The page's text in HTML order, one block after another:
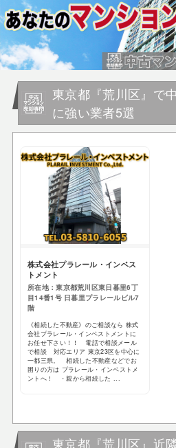
東京都『荒川区』で
に強い業者5選
株式会社プラレール・インベス
トメント
所在地：東京都荒川区東日暮里6丁
目14番1号 日暮里プラレールビル7
階
《相続した不動産》のご相談なら 株式
会社プラレール・インベストメントに
お任せ下さい！！ 電話で相談メール
で相談 対応エリア 東京23区を中心に
一都三県。 相続した不動産などでお
困りの方は プラレール・インベストメ
ントへ！ ・親から相続した ...
東京都『荒川区』近